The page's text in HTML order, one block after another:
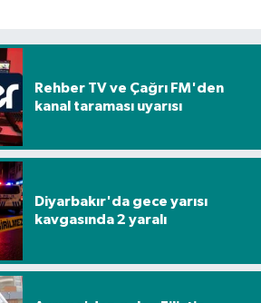
Rehber TV ve Çağrı FM'den
kanal taraması uyarısı
Diyarbakır'da gece yarısı
kavgasında 2 yaralı